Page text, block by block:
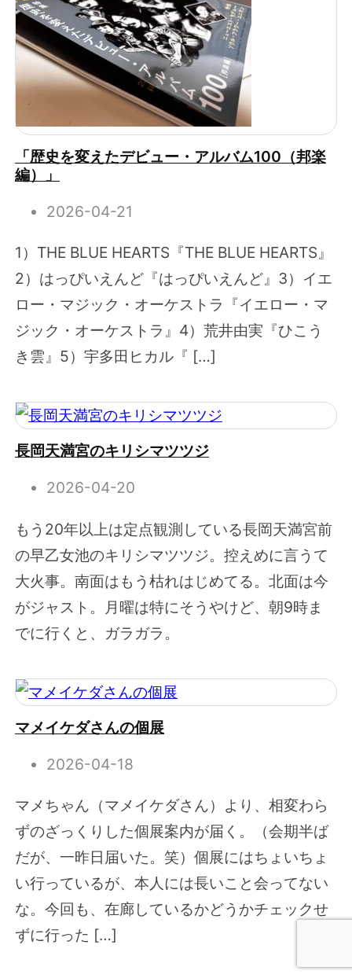
「歴史を変えたデビュー・アルバム100（邦楽
編）」
2026-04-21
1）THE BLUE HEARTS『THE BLUE HEARTS』
2）はっぴいえんど『はっぴいえんど』3）イエ
ロー・マジック・オーケストラ『イエロー・マ
ジック・オーケストラ』4）荒井由実『ひこう
き雲』5）宇多田ヒカル『 […]
長岡天満宮のキリシマツツジ
2026-04-20
もう20年以上は定点観測している長岡天満宮前
の早乙女池のキリシマツツジ。控えめに言うて
大火事。南面はもう枯れはじめてる。北面は今
がジャスト。月曜は特にそうやけど、朝9時ま
でに行くと、ガラガラ。
マメイケダさんの個展
2026-04-18
マメちゃん（マメイケダさん）より、相変わら
ずのざっくりした個展案内が届く。（会期半ば
だが、一昨日届いた。笑）個展にはちょいちょ
い行っているが、本人には長いこと会ってない
な。今回も、在廊しているかどうかチェックせ
ずに行った […]